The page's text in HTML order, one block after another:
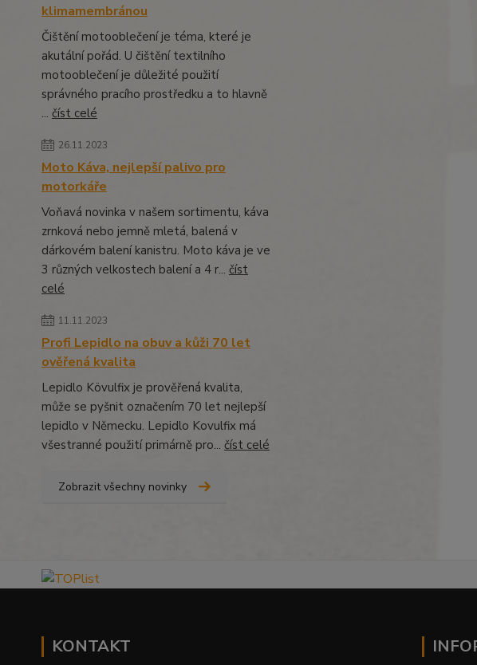
klimamembránou
Čištění motooblečení je téma, které je
akutální pořád. U čištění textilního
motooblečení je důležité použití
správného pracího prostředku a to hlavně
... číst celé
26.11.2023
Moto Káva, nejlepší palivo pro
motorkáře
Voňavá novinka v našem sortimentu, káva
zrnková nebo jemně mletá, balená v
dárkovém balení kanistru. Moto káva je ve
3 různých velkostech balení a 4 r... číst
celé
11.11.2023
Profi Lepidlo na obuv a kůži 70 let
ověřená kvalita
Lepidlo Kövulfix je prověřená kvalita,
může se pyšnit označením 70 let nejlepší
lepidlo v Německu. Lepidlo Kovulfix má
všestranné použití primárně pro... číst celé
Zobrazit všechny novinky
KONTAKT